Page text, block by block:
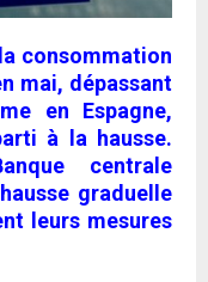
consommation
mai, dépassant
en Espagne,
à la hausse.
centrale
graduelle
leurs mesures